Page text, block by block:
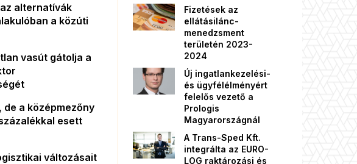
alternatívák
a közúti
vasút gátolja a
de a középmezőny
esett
változásait
Fizetések az
ellátásilánc-
menedzsment
területén 2023-
2024
Új ingatlankezelési-
és ügyfélélményért
felelős vezető a
Prologis
Magyarországnál
A Trans-Sped Kft.
integrálta az EURO-
LOG raktározási és